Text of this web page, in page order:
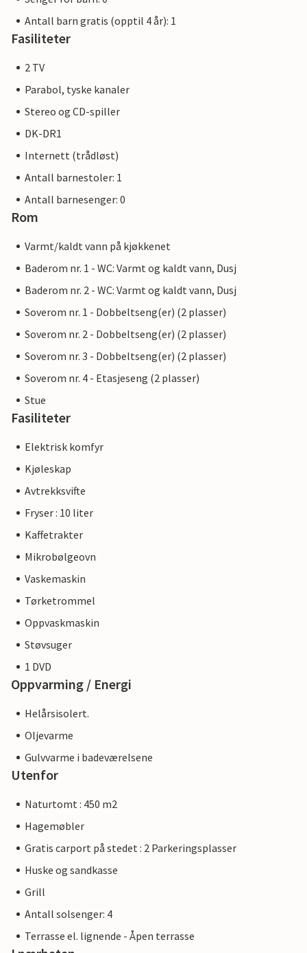
Antall barn gratis (opptil 4 år): 1
Fasiliteter
2 TV
Parabol, tyske kanaler
Stereo og CD-spiller
DK-DR1
Internett (trådløst)
Antall barnestoler: 1
Antall barnesenger: 0
Rom
Varmt/kaldt vann på kjøkkenet
Baderom nr. 1 - WC: Varmt og kaldt vann, Dusj
Baderom nr. 2 - WC: Varmt og kaldt vann, Dusj
Soverom nr. 1 - Dobbeltseng(er) (2 plasser)
Soverom nr. 2 - Dobbeltseng(er) (2 plasser)
Soverom nr. 3 - Dobbeltseng(er) (2 plasser)
Soverom nr. 4 - Etasjeseng (2 plasser)
Stue
Fasiliteter
Elektrisk komfyr
Kjøleskap
Avtrekksvifte
Fryser : 10 liter
Kaffetrakter
Mikrobølgeovn
Vaskemaskin
Tørketrommel
Oppvaskmaskin
Støvsuger
1 DVD
Oppvarming / Energi
Helårsisolert.
Oljevarme
Gulvvarme i badeværelsene
Utenfor
Naturtomt : 450 m2
Hagemøbler
Gratis carport på stedet : 2 Parkeringsplasser
Huske og sandkasse
Grill
Antall solsenger: 4
Terrasse el. lignende - Åpen terrasse